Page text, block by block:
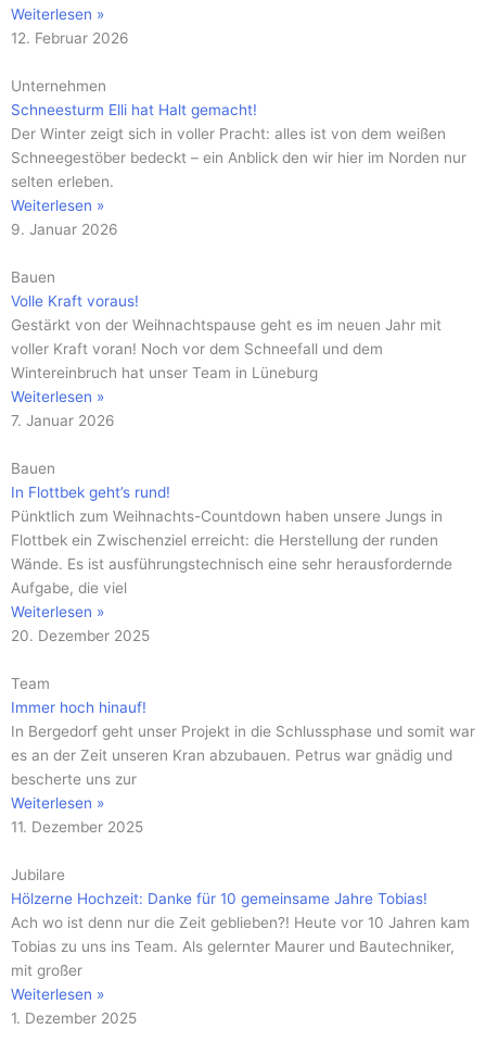
Weiterlesen »
12. Februar 2026
Unternehmen
Schneesturm Elli hat Halt gemacht!
Der Winter zeigt sich in voller Pracht: alles ist von dem weißen
Schneegestöber bedeckt – ein Anblick den wir hier im Norden nur
selten erleben.
Weiterlesen »
9. Januar 2026
Bauen
Volle Kraft voraus!
Gestärkt von der Weihnachtspause geht es im neuen Jahr mit
voller Kraft voran! Noch vor dem Schneefall und dem
Wintereinbruch hat unser Team in Lüneburg
Weiterlesen »
7. Januar 2026
Bauen
In Flottbek geht’s rund!
Pünktlich zum Weihnachts-Countdown haben unsere Jungs in
Flottbek ein Zwischenziel erreicht: die Herstellung der runden
Wände. Es ist ausführungstechnisch eine sehr herausfordernde
Aufgabe, die viel
Weiterlesen »
20. Dezember 2025
Team
Immer hoch hinauf!
In Bergedorf geht unser Projekt in die Schlussphase und somit war
es an der Zeit unseren Kran abzubauen. Petrus war gnädig und
bescherte uns zur
Weiterlesen »
11. Dezember 2025
Jubilare
Hölzerne Hochzeit: Danke für 10 gemeinsame Jahre Tobias!
Ach wo ist denn nur die Zeit geblieben?! Heute vor 10 Jahren kam
Tobias zu uns ins Team. Als gelernter Maurer und Bautechniker,
mit großer
Weiterlesen »
1. Dezember 2025